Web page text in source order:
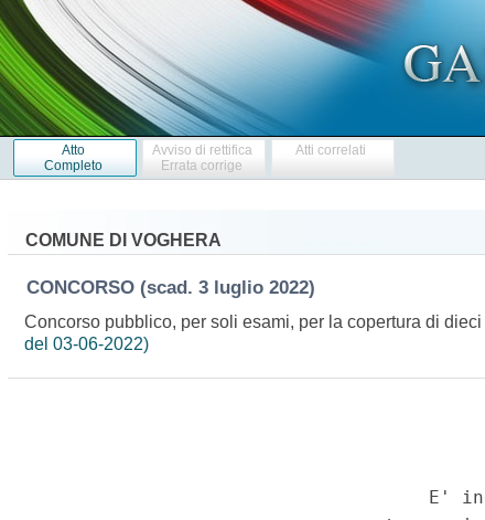
Atto
Completo
Avviso di rettifica
Errata corrige
Atti correlati
COMUNE DI VOGHERA
CONCORSO (scad. 3 luglio 2022)
Concorso pubblico, per soli esami, per la copertura di
del 03-06-2022)